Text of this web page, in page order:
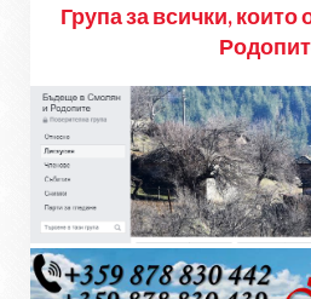
Група за всички,